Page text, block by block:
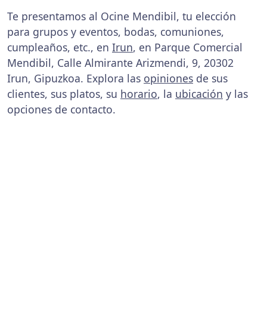
Te presentamos al Ocine Mendibil, tu elección
para grupos y eventos, bodas, comuniones,
cumpleaños, etc., en Irun, en Parque Comercial
Mendibil, Calle Almirante Arizmendi, 9, 20302
Irun, Gipuzkoa. Explora las opiniones de sus
clientes, sus platos, su horario, la ubicación y las
opciones de contacto.